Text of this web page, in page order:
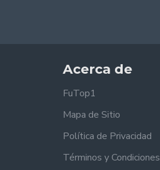
Acerca de
FuTop1
Mapa de Sitio
Política de Privacidad
Términos y Condiciones